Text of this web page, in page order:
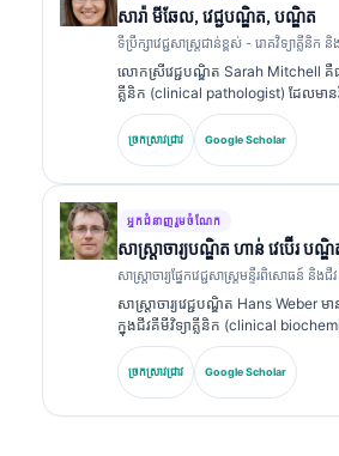
សម្គាល់ជីវសាស្ត្រ និងការធ្វើរោគវិនិច្ឆ័យក្
ទទាក់ទងនឹងវេជ្ជសាស្ត្រមន្ទីរពិសោធន៍។.
សារ៉ា មីឆែល, វេជ្ជបណ្ឌិត, បណ្ឌិត
ទីប្រឹក្សាវេជ្ជសាស្ត្រជាន់ខ្ពស់ - រោគវិទ្យាគ្លីនិក និង
លោកស្រីវេជ្ជបណ្ឌិត Sarah Mitchell គឺជ
គ្លីនិក (clinical pathologist) ដែលមាន
ប្រឹក្សាវេជ្ជសាស្ត្រ និងមានបទពិសោធន៍ជាង
សាស្ត្រមន្ទីរពិសោធន៍ និងការវិភាគផ្នែករោ
វិញ្ញាបនបត្រឯកទេសក្នុងគីមីវិទ្យាគ្លីនិក
ច្រកស្រាវជ្រាវ Google Scholar
អ្នកជំនាញរួមចំណែក
សាស្ត្រាចារ្យ​បណ្ឌិត ហាន់ វេប៊ើរ បណ្ឌិ
សាស្ត្រាចារ្យផ្នែកវេជ្ជសាស្ត្រមន្ទីរពិសោធន៍ និងជី
សាស្ត្រាចារ្យវេជ្ជបណ្ឌិត Hans Weber
ក្នុងជីវគីមីវិទ្យាគ្លីនិក (clinical
ពិសោធន៍ និងការស្រាវជ្រាវសញ្ញាសម្គាល់ជី
research)។ អតីតប្រធានសមាគមគីមីវិទ្យា
(German Society for Clinical
ច្រកស្រាវជ្រាវ Google Scholar